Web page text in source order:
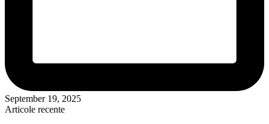
September 19, 2025
Articole recente